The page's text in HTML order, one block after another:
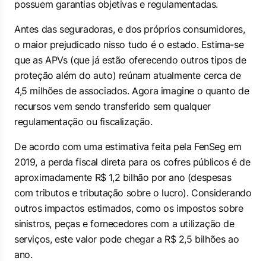
possuem garantias objetivas e regulamentadas.
Antes das seguradoras, e dos próprios consumidores,
o maior prejudicado nisso tudo é o estado. Estima-se
que as APVs (que já estão oferecendo outros tipos de
proteção além do auto) reúnam atualmente cerca de
4,5 milhões de associados. Agora imagine o quanto de
recursos vem sendo transferido sem qualquer
regulamentação ou fiscalização.
De acordo com uma estimativa feita pela FenSeg em
2019, a perda fiscal direta para os cofres públicos é de
aproximadamente R$ 1,2 bilhão por ano (despesas
com tributos e tributação sobre o lucro). Considerando
outros impactos estimados, como os impostos sobre
sinistros, peças e fornecedores com a utilização de
serviços, este valor pode chegar a R$ 2,5 bilhões ao
ano.